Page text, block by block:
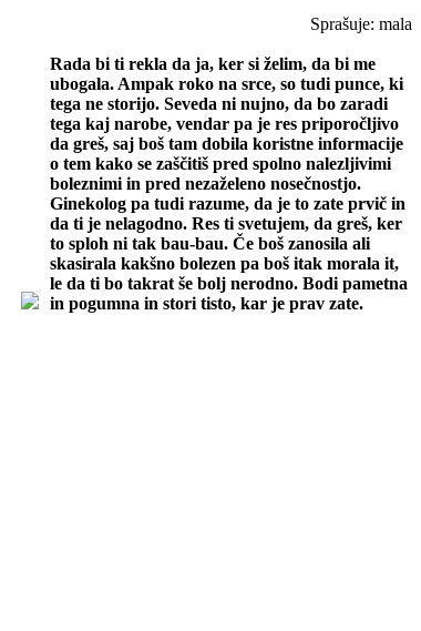
Sprašuje: mala
Rada bi ti rekla da ja, ker si želim, da bi me
ubogala. Ampak roko na srce, so tudi punce, ki
tega ne storijo. Seveda ni nujno, da bo zaradi
tega kaj narobe, vendar pa je res priporočljivo
da greš, saj boš tam dobila koristne informacije
o tem kako se zaščitiš pred spolno nalezljivimi
boleznimi in pred nezaželeno nosečnostjo.
Ginekolog pa tudi razume, da je to zate prvič in
da ti je nelagodno. Res ti svetujem, da greš, ker
to sploh ni tak bau-bau. Če boš zanosila ali
skasirala kakšno bolezen pa boš itak morala it,
le da ti bo takrat še bolj nerodno. Bodi pametna
in pogumna in stori tisto, kar je prav zate.